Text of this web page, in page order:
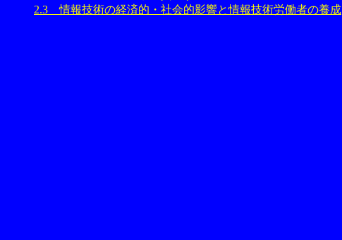
2.3 情報技術の経済的・社会的影響と情報技術労働者の養成